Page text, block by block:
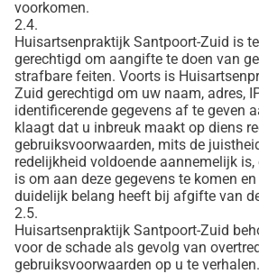
voorkomen.
2.4.
Huisartsenpraktijk Santpoort-Zuid is
gerechtigd om aangifte te doen van
strafbare feiten. Voorts is
Zuid gerechtigd om uw naam, adres,
identificerende gegevens af te geven
klaagt dat u inbreuk maakt op diens
gebruiksvoorwaarden, mits de
redelijkheid voldoende aannemelijk is,
is om aan deze gegevens te komen en
duidelijk belang heeft bij afgifte van
2.5.
Huisartsenpraktijk Santpoort-Zuid
voor de schade als gevolg van
gebruiksvoorwaarden op u te verhalen.